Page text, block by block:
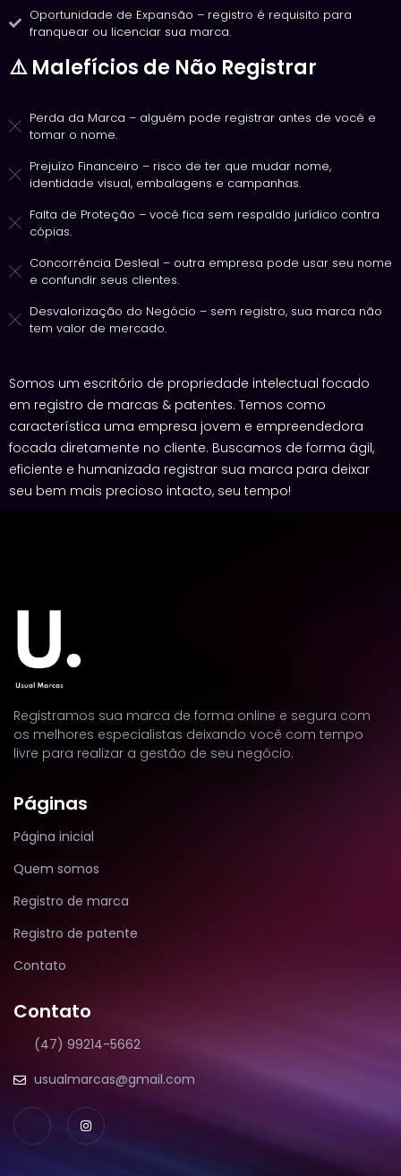
Oportunidade de Expansão – registro é requisito para
franquear ou licenciar sua marca.
⚠️ Malefícios de Não Registrar
Perda da Marca – alguém pode registrar antes de você e
tomar o nome.
Prejuízo Financeiro – risco de ter que mudar nome,
identidade visual, embalagens e campanhas.
Falta de Proteção – você fica sem respaldo jurídico contra
cópias.
Concorrência Desleal – outra empresa pode usar seu nome
e confundir seus clientes.
Desvalorização do Negócio – sem registro, sua marca não
tem valor de mercado.
Somos um escritório de propriedade intelectual focado
em registro de marcas & patentes. Temos como
característica uma empresa jovem e empreendedora
focada diretamente no cliente. Buscamos de forma ágil,
eficiente e humanizada registrar sua marca para deixar
seu bem mais precioso intacto, seu tempo!
Registramos sua marca de forma online e segura com
os melhores especialistas deixando você com tempo
livre para realizar a gestão de seu negócio.
Páginas
Página inicial
Quem somos
Registro de marca
Registro de patente
Contato
Contato
(47) 99214-5662
usualmarcas@gmail.com